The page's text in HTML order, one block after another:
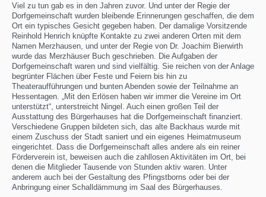
Viel zu tun gab es in den Jahren zuvor. Und unter der Regie der
Dorfgemeinschaft wurden bleibende Erinnerungen geschaffen, die dem
Ort ein typisches Gesicht gegeben haben. Der damalige Vorsitzende
Reinhold Henrich knüpfte Kontakte zu zwei anderen Orten mit dem
Namen Merzhausen, und unter der Regie von Dr. Joachim Bierwirth
wurde das Merzhäuser Buch geschrieben. Die Aufgaben der
Dorfgemeinschaft waren und sind vielfältig. Sie reichen von der Anlage
begrünter Flächen über Feste und Feiern bis hin zu
Theateraufführungen und bunten Abenden sowie der Teilnahme an
Hessentagen. „Mit den Erlösen haben wir immer die Vereine im Ort
unterstützt“, unterstreicht Ningel. Auch einen großen Teil der
Ausstattung des Bürgerhauses hat die Dorfgemeinschaft finanziert.
Verschiedene Gruppen bildeten sich, das alte Backhaus wurde mit
einem Zuschuss der Stadt saniert und ein eigenes Heimatmuseum
eingerichtet. Dass die Dorfgemeinschaft alles andere als ein reiner
Förderverein ist, beweisen auch die zahllosen Aktivitäten im Ort, bei
denen die Mitglieder Tausende von Stunden aktiv waren. Unter
anderem auch bei der Gestaltung des Pfingstborns oder bei der
Anbringung einer Schalldämmung im Saal des Bürgerhauses.